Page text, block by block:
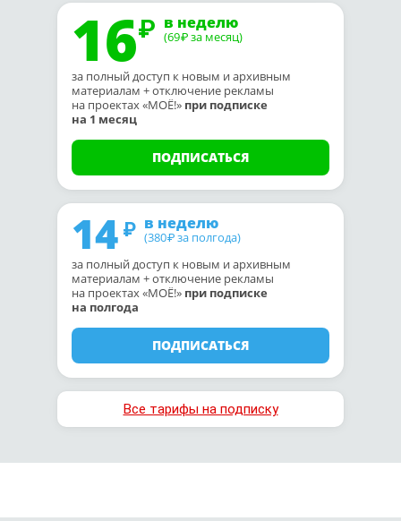
16 в неделю
(69₽ за месяц)
за полный доступ к новым и архивным
материалам + отключение рекламы
на проектах «МОЁ!» при подписке
на 1 месяц
ПОДПИСАТЬСЯ
14 в неделю
(380₽ за полгода)
за полный доступ к новым и архивным
материалам + отключение рекламы
на проектах «МОЁ!» при подписке
на полгода
ПОДПИСАТЬСЯ
Все тарифы на подписку